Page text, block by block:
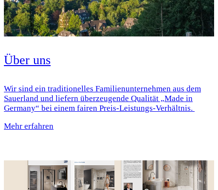
Über uns
Wir sind ein traditionelles Familienunternehmen aus dem
Sauerland und liefern überzeugende Qualität „Made in
Germany“ bei einem fairen Preis-Leistungs-Verhältnis.
Mehr erfahren